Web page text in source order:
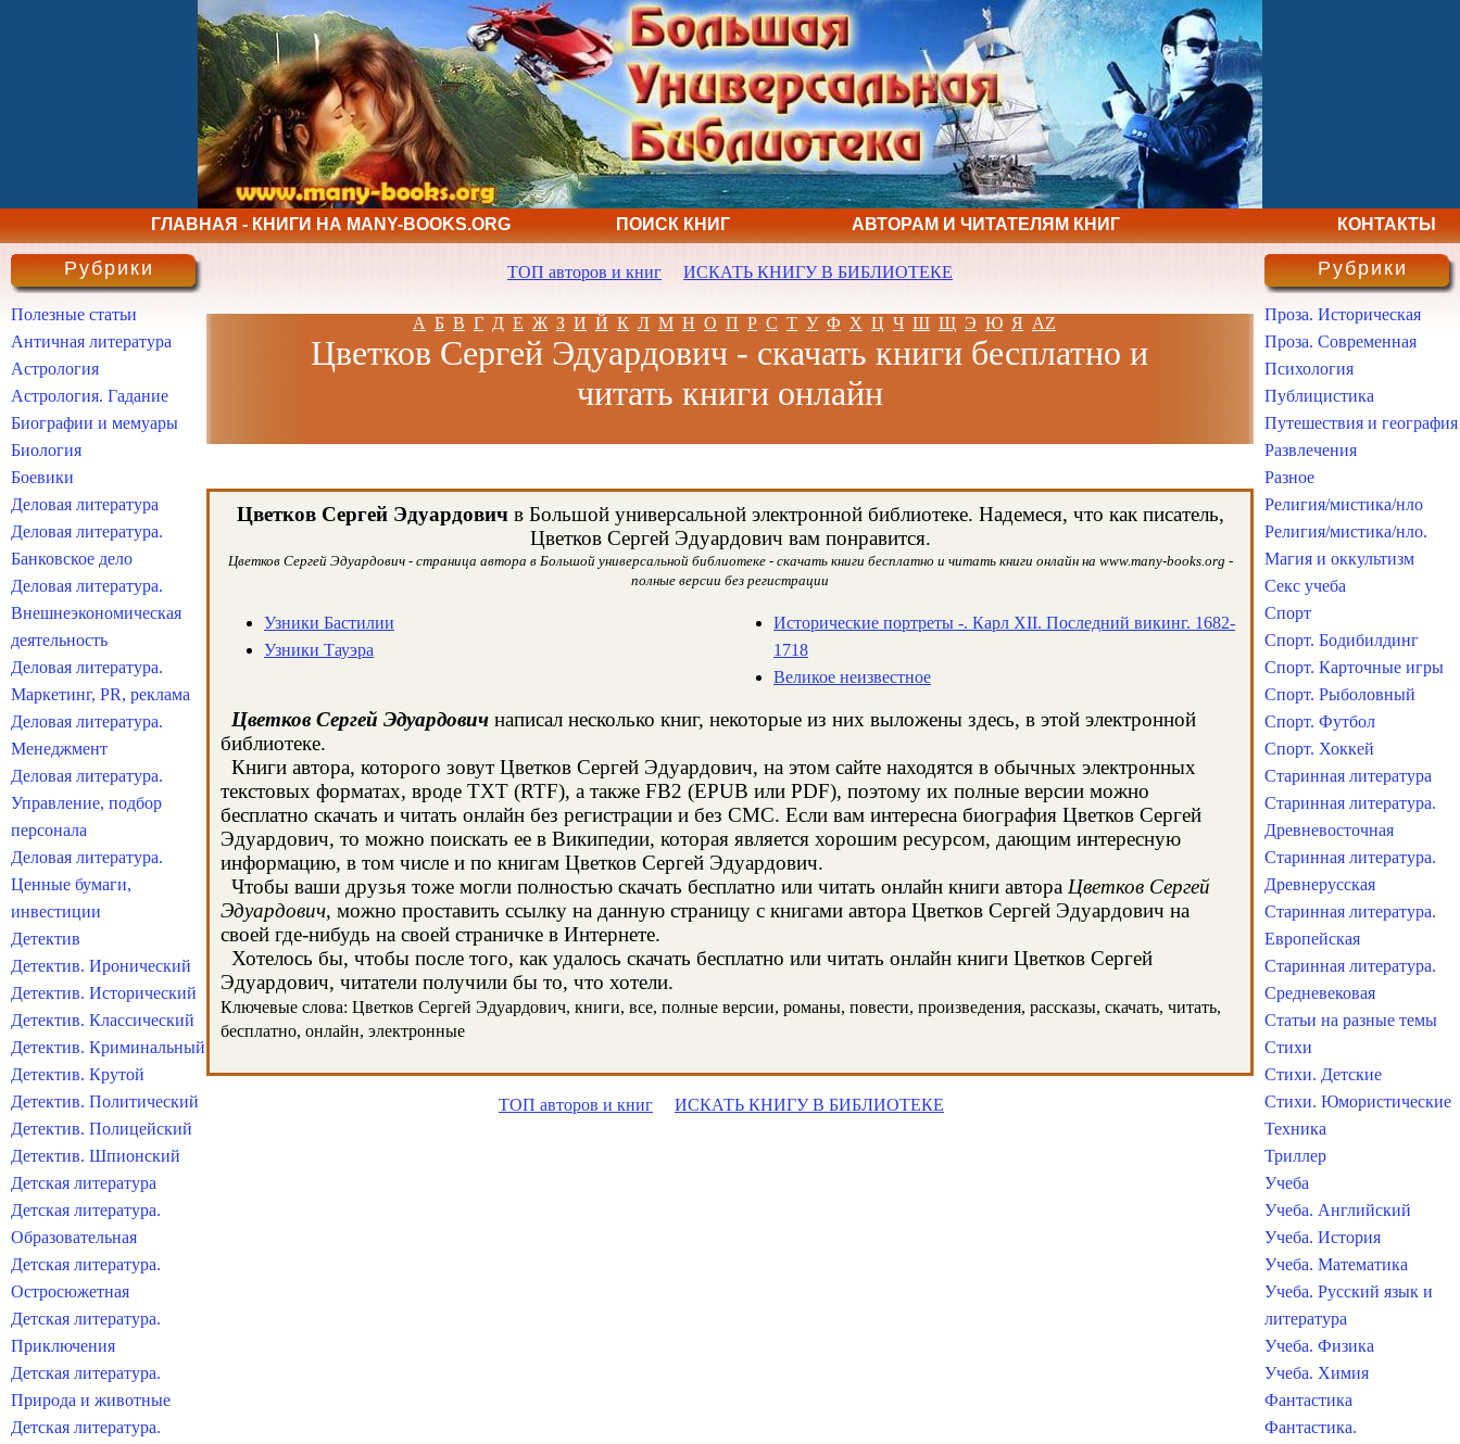
ГЛАВНАЯ - КНИГИ НА MANY-BOOKS.ORG ПОИСК КНИГ АВТОРАМ И ЧИТАТЕЛЯМ КНИГ КОНТАКТЫ
ТОП авторов и книг ИСКАТЬ КНИГУ В БИБЛИОТЕКЕ
А Б В Г Д Е Ж З И Й К Л М Н О П Р С Т У Ф Х Ц Ч Ш Щ Э Ю Я AZ
Цветков Сергей Эдуардович - скачать книги бесплатно и
читать книги онлайн
Цветков Сергей Эдуардовичв Большой универсальной электронной библиотеке. Надемеся, что как писатель,
Цветков Сергей Эдуардович вам понравится.
Цветков Сергей Эдуардович - страница автора в Большой универсальной библиотеке - скачать книги бесплатно и читать книги онлайн на www.many-books.org -
полные версии без регистрации
Узники Бастилии
Узники Тауэра
Исторические портреты -. Карл XII. Последний викинг. 1682-
1718
Великое неизвестное
Цветков Сергей Эдуардович написал несколько книг, некоторые из них выложены здесь, в этой электронной
библиотеке.
Книги автора, которого зовут Цветков Сергей Эдуардович, на этом сайте находятся в обычных электронных
текстовых форматах, вроде TXT (RTF), а также FB2 (EPUB или PDF), поэтому их полные версии можно
бесплатно скачать и читать онлайн без регистрации и без СМС. Если вам интересна биография Цветков Сергей
Эдуардович, то можно поискать ее в Википедии, которая является хорошим ресурсом, дающим интересную
информацию, в том числе и по книгам Цветков Сергей Эдуардович.
Чтобы ваши друзья тоже могли полностью скачать бесплатно или читать онлайн книги автора Цветков Сергей
Эдуардович, можно проставить ссылку на данную страницу с книгами автора Цветков Сергей Эдуардович на
своей где-нибудь на своей страничке в Интернете.
Хотелось бы, чтобы после того, как удалось скачать бесплатно или читать онлайн книги Цветков Сергей
Эдуардович, читатели получили бы то, что хотели.
Ключевые слова: Цветков Сергей Эдуардович, книги, все, полные версии, романы, повести, произведения, рассказы, скачать, читать,
бесплатно, онлайн, электронные
ТОП авторов и книг ИСКАТЬ КНИГУ В БИБЛИОТЕКЕ
Рубрики
Полезные статьи
Античная литература
Астрология
Астрология. Гадание
Биографии и мемуары
Биология
Боевики
Деловая литература
Деловая литература.
Банковское дело
Деловая литература.
Внешнеэкономическая
деятельность
Деловая литература.
Маркетинг, PR, реклама
Деловая литература.
Менеджмент
Деловая литература.
Управление, подбор
персонала
Деловая литература.
Ценные бумаги,
инвестиции
Детектив
Детектив. Иронический
Детектив. Исторический
Детектив. Классический
Детектив. Криминальный
Детектив. Крутой
Детектив. Политический
Детектив. Полицейский
Детектив. Шпионский
Детская литература
Детская литература.
Образовательная
Детская литература.
Остросюжетная
Детская литература.
Приключения
Детская литература.
Природа и животные
Детская литература.
Рубрики
Проза. Историческая
Проза. Современная
Психология
Публицистика
Путешествия и география
Развлечения
Разное
Религия/мистика/нло
Религия/мистика/нло.
Магия и оккультизм
Секс учеба
Спорт
Спорт. Бодибилдинг
Спорт. Карточные игры
Спорт. Рыболовный
Спорт. Футбол
Спорт. Хоккей
Старинная литература
Старинная литература.
Древневосточная
Старинная литература.
Древнерусская
Старинная литература.
Европейская
Старинная литература.
Средневековая
Статьи на разные темы
Стихи
Стихи. Детские
Стихи. Юмористические
Техника
Триллер
Учеба
Учеба. Английский
Учеба. История
Учеба. Математика
Учеба. Русский язык и
литература
Учеба. Физика
Учеба. Химия
Фантастика
Фантастика.